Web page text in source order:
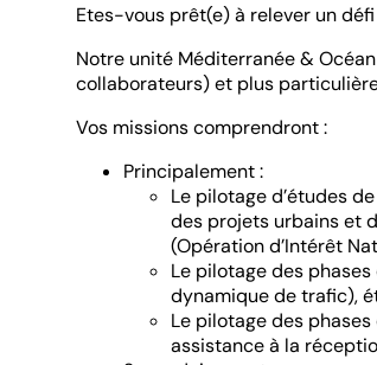
Etes-vous prêt(e) à relever un
Notre unité Méditerranée &
collaborateurs) et plus
Vos missions comprendront :
Principalement :
Le pilotage d’études
des projets urbains et
(Opération d’Intérêt
Le pilotage des
dynamique de trafic),
Le pilotage des
assistance à la